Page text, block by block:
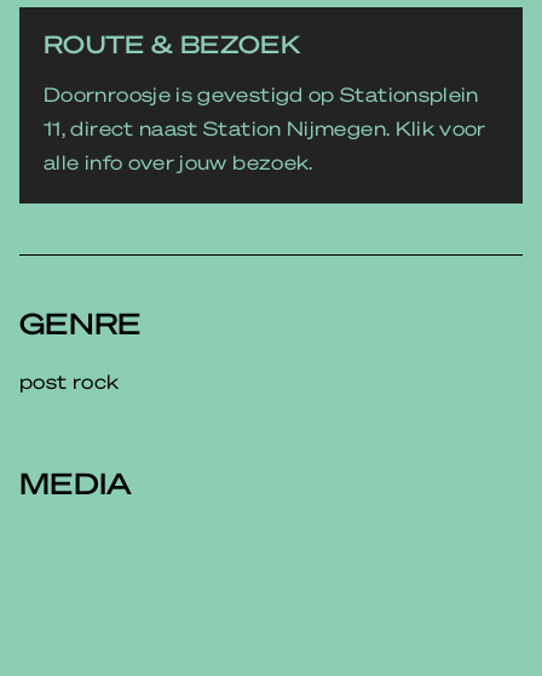
ROUTE & BEZOEK
Doornroosje is gevestigd op Stationsplein
11, direct naast Station Nijmegen. Klik voor
alle info over jouw bezoek.
GENRE
post rock
MEDIA